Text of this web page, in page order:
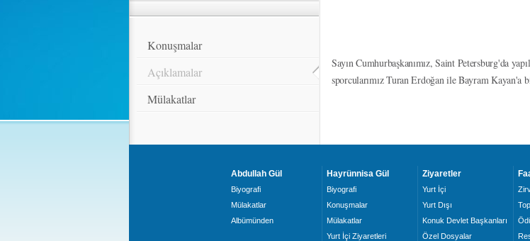
Konuşmalar
Açıklamalar
Mülakatlar
Sayın Cumhurbaşkanımız, Saint Petersburg'da
sporcularımız Turan Erdoğan ile Bayram Kayan'a
Abdullah Gül
Biyografi
Mülakatlar
Albümünden
Hayrünnisa Gül
Biyografi
Konuşmalar
Mülakatlar
Yurt İçi Ziyaretleri
Ziyaretler
Yurt İçi
Yurt Dışı
Konuk Devlet Başkanları
Özel Dosyalar